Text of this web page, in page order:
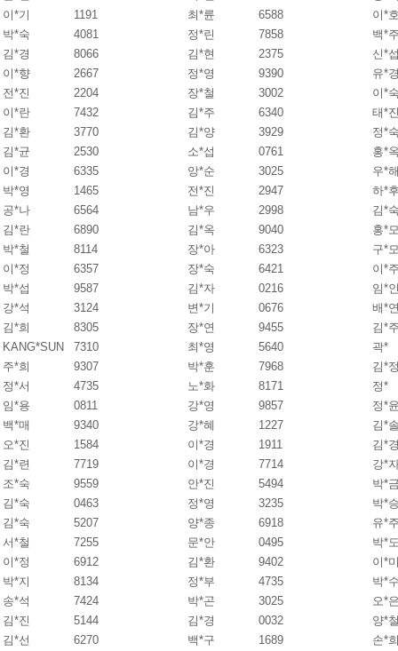
이*기
1191 최*륜 6588
이*
박*숙
4081 정*린 7858
백*
김*경
8066 김*현 2375
신*
이*향
2667 정*영 9390
유*
전*진
2204 장*철 3002
이*
이*란
7432 김*주 6340
태*
김*환
3770 김*양 3929
정*
김*균
2530 소*섭 0761
홍*
이*경
6335 앙*순 3025
우*
박*영
1465 전*진 2947
하*
공*나
6564 남*우 2998
김*
김*란
6890 김*옥 9040
홍*
박*철
8114 장*아 6323
구*
이*정
6357 장*숙 6421
이*
박*섭
9587 김*자 0216
임*
강*석
3124 변*기 0676
배*
김*희
8305 장*연 9455
김*
KANG*SUN
7310 최*영 5640
곽*
주*희
9307 박*훈 7968
김*
정*서
4735 노*화 8171
정*
임*용
0811 강*영 9857
정*
백*매
9340 강*혜 1227
김*
오*진
1584 이*경 1911
김*
김*련
7719 이*경 7714
강*
조*숙
9559 안*진 5494
박*
김*숙
0463 정*영 3235
박*
김*숙
5207 양*종 6918
유*
서*철
7255 문*안 0495
박*
이*정
6912 김*환 9402
이*
박*지
8134 정*부 4735
박*
송*석
7424 박*곤 3025
오*
김*진
5144 김*경 0032
양*
김*선
6270 백*구 1689
손*